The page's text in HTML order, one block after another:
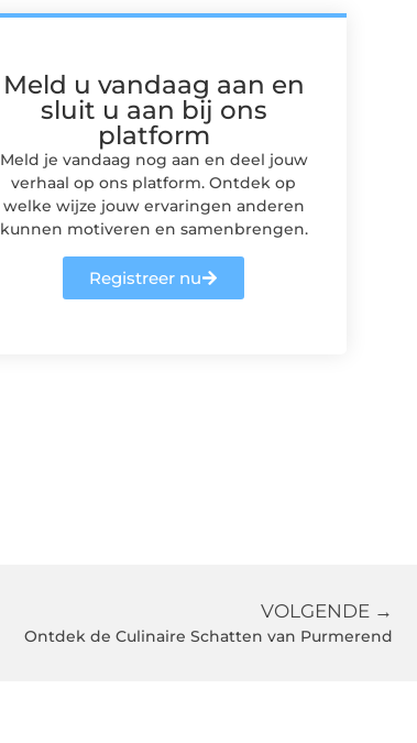
Meld u vandaag aan en
sluit u aan bij ons
platform
Meld je vandaag nog aan en deel jouw
verhaal op ons platform. Ontdek op
welke wijze jouw ervaringen anderen
kunnen motiveren en samenbrengen.
Registreer nu
VOLGENDE →
Ontdek de Culinaire Schatten van Purmerend